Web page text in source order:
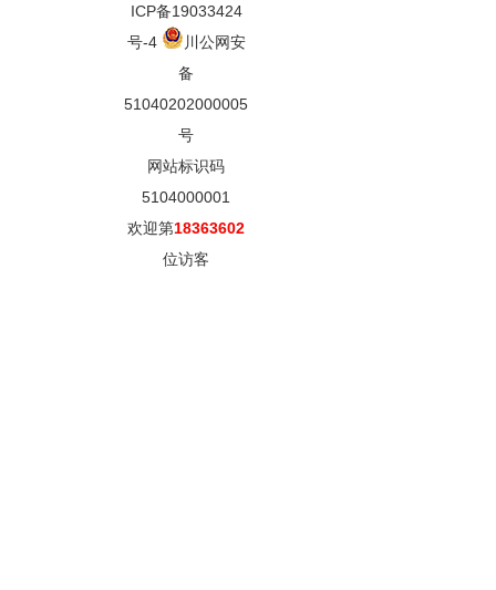
ICP备19033424
号-4
川公网安
备
51040202000005
号
网站标识码
5104000001
欢迎第18363602
位访客